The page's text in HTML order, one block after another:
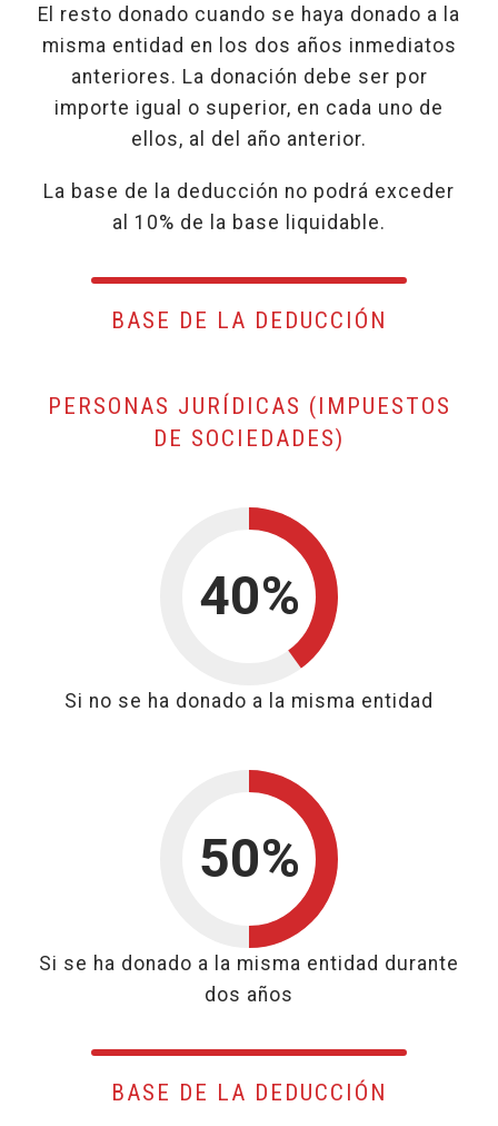
45% para
El resto donado cuando se haya donado a la
misma entidad en los dos años inmediatos
anteriores. La donación debe ser por
importe igual o superior, en cada uno de
ellos, al del año anterior.
La base de la deducción no podrá exceder
al 10% de la base liquidable.
BASE DE LA DEDUCCIÓN
PERSONAS JURÍDICAS (IMPUESTOS
DE SOCIEDADES)
40%
40%
Si no se ha donado a la misma entidad
50%
50%
Si se ha donado a la misma entidad durante
dos años
BASE DE LA DEDUCCIÓN